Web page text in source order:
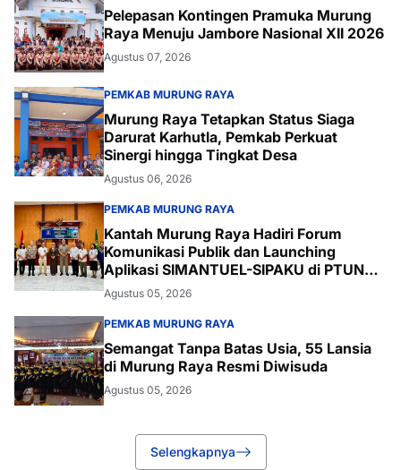
Pelepasan Kontingen Pramuka Murung
Raya Menuju Jambore Nasional XII 2026
Agustus 07, 2026
PEMKAB MURUNG RAYA
Murung Raya Tetapkan Status Siaga
Darurat Karhutla, Pemkab Perkuat
Sinergi hingga Tingkat Desa
Agustus 06, 2026
PEMKAB MURUNG RAYA
Kantah Murung Raya Hadiri Forum
Komunikasi Publik dan Launching
Aplikasi SIMANTUEL-SIPAKU di PTUN
Palangka Raya
Agustus 05, 2026
PEMKAB MURUNG RAYA
Semangat Tanpa Batas Usia, 55 Lansia
di Murung Raya Resmi Diwisuda
Agustus 05, 2026
Selengkapnya